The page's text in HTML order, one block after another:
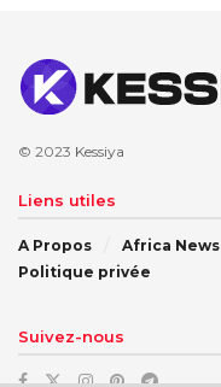
© 2023 Kessiya
Liens utiles
A Propos Africa News
Politique privée
Suivez-nous